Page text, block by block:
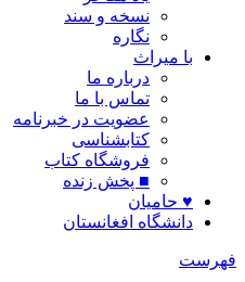
نسخه و سند
نگاره
با میراث
درباره ما
تماس با ما
عضویت در خبرنامه
کتابشناسی
فروشگاه کتاب
■ پخش زنده
♥ حامیان
دانشگاه افغانستان
فهرست